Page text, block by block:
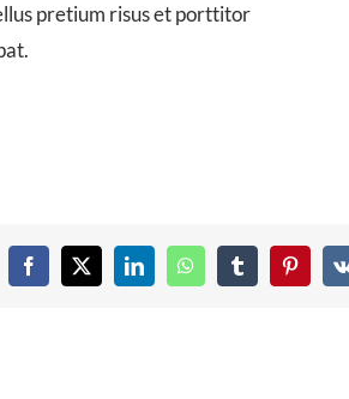
pretium risus et porttitor
Facebook
X LinkedInWhatsAppTumblr